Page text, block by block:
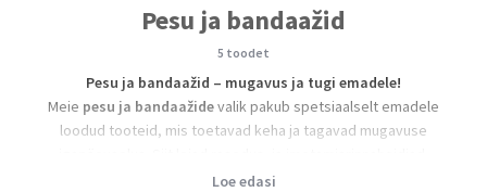
Pesu ja bandaažid
5 toodet
Pesu ja bandaažid – mugavus ja tugi emadele!
Meie pesu ja bandaažidevalik pakub spetsiaalselt emadele
loodud tooteid, mis toetavad keha ja tagavad mugavuse
bandaažid ning muud kvaliteetsed tooted, mis on valmistatud
Loe edasi